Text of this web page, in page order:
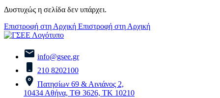
Δυστυχώς η σελίδα δεν υπάρχει.
Επιστροφή στη Αρχική Επιστροφή στη Αρχική
info@gsee.gr
210 8202100
Πατησίων 69 & Αινιάνος 2,
10434 Αθήνα, ΤΘ 3626, ΤΚ 10210